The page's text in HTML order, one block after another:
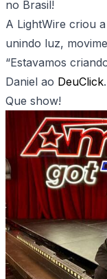
no Brasil!
A LightWire criou
unindo luz,
“Estavamos
Daniel ao DeuClick.
Que show!